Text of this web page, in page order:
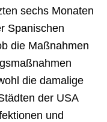
sechs Monaten
Spanischen
die Maßnahmen
die damalige
der USA
und